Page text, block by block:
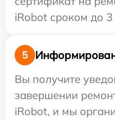
iRobot сроком до 3
5
Вы получите
завершении
iRobot, и мы